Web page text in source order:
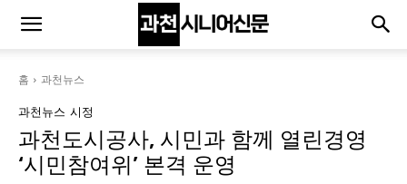
홈 과천뉴스
과천뉴스 시정
과천도시공사, 시민과 함께 열린경영
‘시민참여위’ 본격 운영